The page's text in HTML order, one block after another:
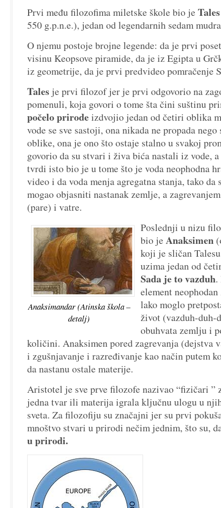
Prvi među filozofima miletske škole bio je
550 g.p.n.e.), jedan od legendarnih sedam
O njemu postoje brojne legende: da je prvi
visinu Keopsove piramide, da je iz Egipta u
iz geometrije, da je prvi predvideo pomračenje
Tales je prvi filozof jer je prvi odgovorio na
pomenuli, koja govori o tome šta čini suštinu
počelo prirodeizdvojio jedan od četiri oblika
vode se sve sastoji, ona nikada ne propada
oblike, ona je ono što ostaje stalno u svakoj
govorio da su stvari i živa bića nastali iz vode,
tvrdi isto bio je u tome što je voda neophodna
video i da voda menja agregatna stanja, tako da
mogao objasniti nastanak zemlje, a
(pare) i vatre.
Anaksimandar (Atinska škola –
detalj)
Poslednji u nizu
bio je Anaksimen
koji je sličan
uzima jedan od
Sada je to vazduh.
element
lako moglo
život (vazduh-duh-
obuhvata zemlju i
količini. Anaksimen pored zagrevanja (dejstva
i zgušnjavanje i razređivanje kao način putem
da nastanu ostale materije.
Aristotel je sve prve filozofe nazivao “fizičari ”
jedna tvar ili materija igrala ključnu ulogu u
sveta. Za filozofiju su značajni jer su prvi
mnoštvo stvari u prirodi nečim jednim, što su,
u prirodi.